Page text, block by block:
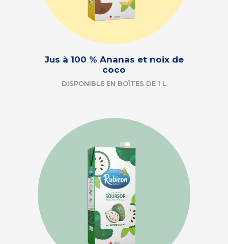
Jus à 100 % Ananas et noix de
coco
DISPONIBLE EN BOÎTES DE 1 L